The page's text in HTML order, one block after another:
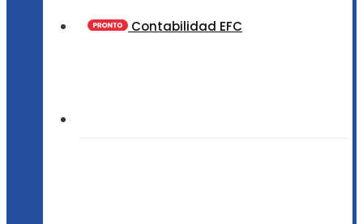
Contabilidad EFC